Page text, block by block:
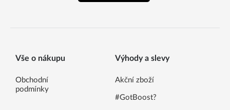
Vše o nákupu
Obchodní
podmínky
Výhody a slevy
Akční zboží
#GotBoost?